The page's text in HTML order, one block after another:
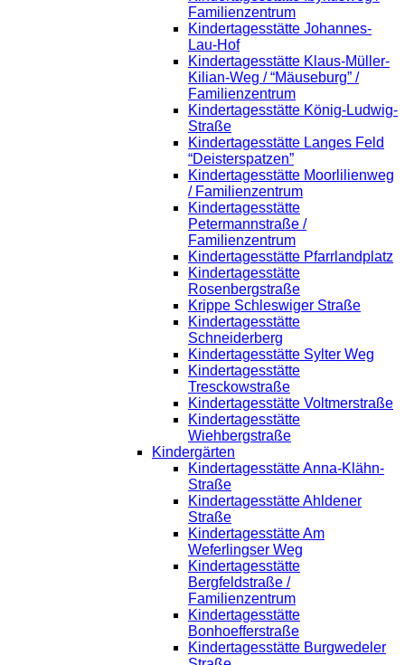
Familienzentrum
Kindertagesstätte Johannes-
Lau-Hof
Kindertagesstätte Klaus-Müller-
Kilian-Weg / “Mäuseburg” /
Familienzentrum
Kindertagesstätte König-Ludwig-
Straße
Kindertagesstätte Langes Feld
“Deisterspatzen”
Kindertagesstätte Moorlilienweg
/ Familienzentrum
Kindertagesstätte
Petermannstraße /
Familienzentrum
Kindertagesstätte Pfarrlandplatz
Kindertagesstätte
Rosenbergstraße
Krippe Schleswiger Straße
Kindertagesstätte
Schneiderberg
Kindertagesstätte Sylter Weg
Kindertagesstätte
Tresckowstraße
Kindertagesstätte Voltmerstraße
Kindertagesstätte
Wiehbergstraße
Kindergärten
Kindertagesstätte Anna-Klähn-
Straße
Kindertagesstätte Ahldener
Straße
Kindertagesstätte Am
Weferlingser Weg
Kindertagesstätte
Bergfeldstraße /
Familienzentrum
Kindertagesstätte
Bonhoefferstraße
Kindertagesstätte Burgwedeler